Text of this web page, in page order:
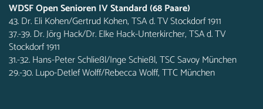
WDSF Open Senioren IV Standard (68 Paare)
43. Dr. Eli Kohen/Gertrud Kohen, TSA d. TV Stockdorf 1911
37.-39. Dr. Jörg Hack/Dr. Elke Hack-Unterkircher, TSA d. TV
Stockdorf 1911
31.-32. Hans-Peter Schließl/Inge Schießl, TSC Savoy München
29.-30. Lupo-Detlef Wolff/Rebecca Wolff, TTC München